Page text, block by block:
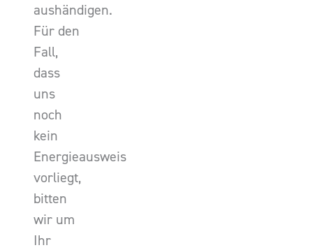
aushändigen.
Für den
Fall,
dass
uns
noch
kein
Energieausweis
vorliegt,
bitten
wir um
Ihr